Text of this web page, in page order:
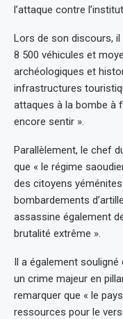
l’attaque contre
Lors de son discours,
8 500 véhicules et
archéologiques et
infrastructures
attaques à la bombe
encore sentir ».
Parallèlement, le chef
que « le régime
des citoyens
bombardements
assassine également
brutalité extrême ».
Il a également
un crime majeur en
remarquer que « le
ressources pour le